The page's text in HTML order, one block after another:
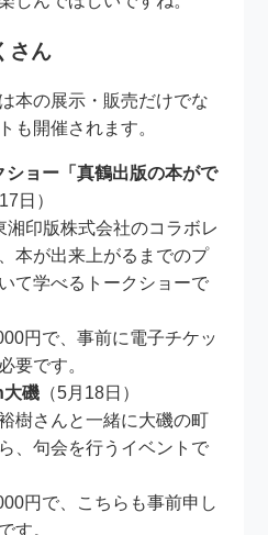
さん
本の展示・販売だけでな
も開催されます。
ショー「真鶴出版の本がで
日）
湘印版株式会社のコラボレ
本が出来上がるまでのプ
て学べるトークショーで
円で、事前に電子チケッ
要です。
大磯 （5月18日）
樹さんと一緒に大磯の町
、句会を行うイベントで
円で、こちらも事前申し
す。